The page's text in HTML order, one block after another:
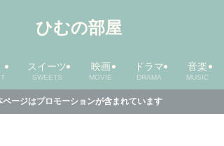
ひむの部屋
スイーツ
SWEETS
映画
MOVIE
ドラマ
DRAMA
音楽
MUSIC
ページはプロモーションが含まれています